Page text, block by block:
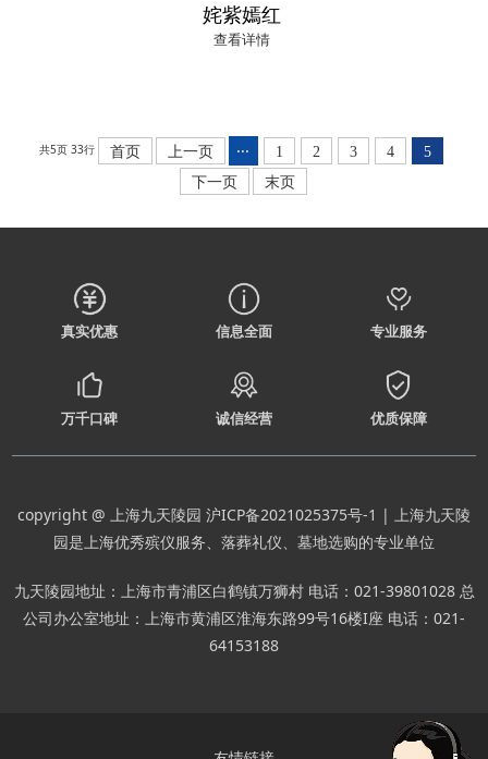
姹紫嫣红
查看详情
共5页 33行 首页 上一页 ··· 1 2 3 4
5
下一页
末页
真实优惠 信息全面 专业服务
万千口碑 诚信经营 优质保障
copyright @ 上海九天陵园 沪ICP备2021025375号-1 | 上海九天陵
园是上海优秀殡仪服务、落葬礼仪、墓地选购的专业单位
九天陵园地址：上海市青浦区白鹤镇万狮村 电话：021-39801028 总
公司办公室地址：上海市黄浦区淮海东路99号16楼I座 电话：021-
64153188